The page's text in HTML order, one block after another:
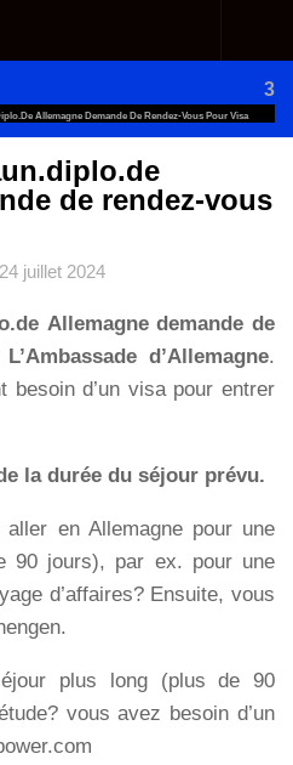
3
Allemagne Demande De Rendez-Vous Pour Visa
de rendez-vous
24 juillet 2024
Allemagne demande de
d’Allemagne.
besoin d’un visa pour entrer
la durée du séjour prévu.
en Allemagne pour une
90 jours), par ex. pour une
d’affaires? Ensuite, vous
plus long (plus de 90
vous avez besoin d’un